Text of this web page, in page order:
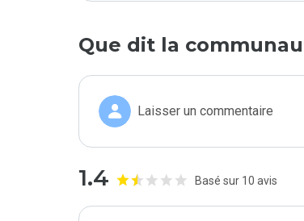
Que dit la
Laisser un commentaire
1.4 Basé sur 10 avis